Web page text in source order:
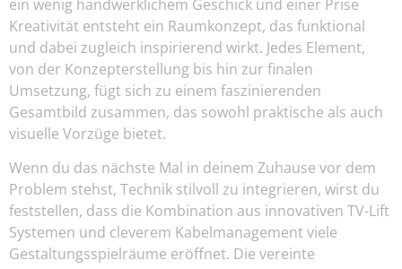
ein wenig handwerklichem Geschick und einer Prise
Kreativität entsteht ein Raumkonzept, das funktional
und dabei zugleich inspirierend wirkt. Jedes Element,
von der Konzepterstellung bis hin zur finalen
Umsetzung, fügt sich zu einem faszinierenden
Gesamtbild zusammen, das sowohl praktische als auch
visuelle Vorzüge bietet.
Wenn du das nächste Mal in deinem Zuhause vor dem
Problem stehst, Technik stilvoll zu integrieren, wirst du
feststellen, dass die Kombination aus innovativen TV-Lift
Systemen und cleverem Kabelmanagement viele
Gestaltungsspielräume eröffnet. Die vereinte